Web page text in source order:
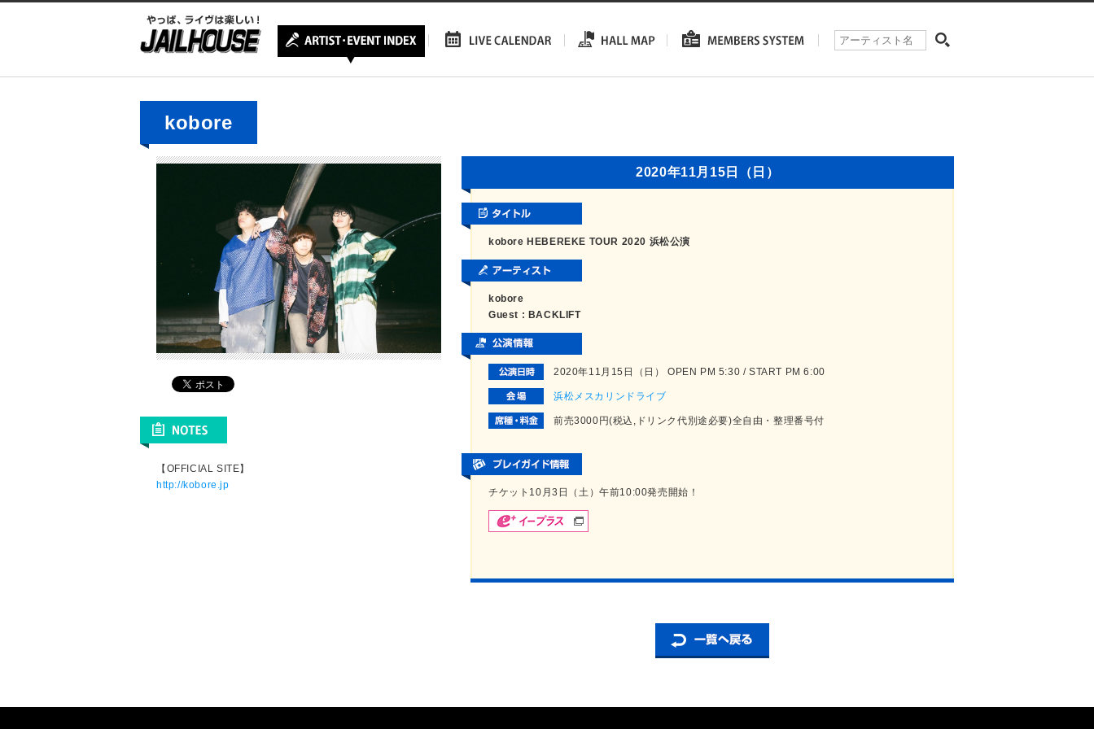
kobore
【OFFICIAL SITE】
http://kobore.jp
2020年11月15日（日）
kobore HEBEREKE TOUR 2020 浜松公演
kobore
Guest : BACKLIFT
2020年11月15日（日） OPEN PM 5:30 / START PM 6:00
浜松メスカリンドライブ
前売3000円(税込,ドリンク代別途必要)全自由・整理番号付
チケット10月3日（土）午前10:00発売開始！